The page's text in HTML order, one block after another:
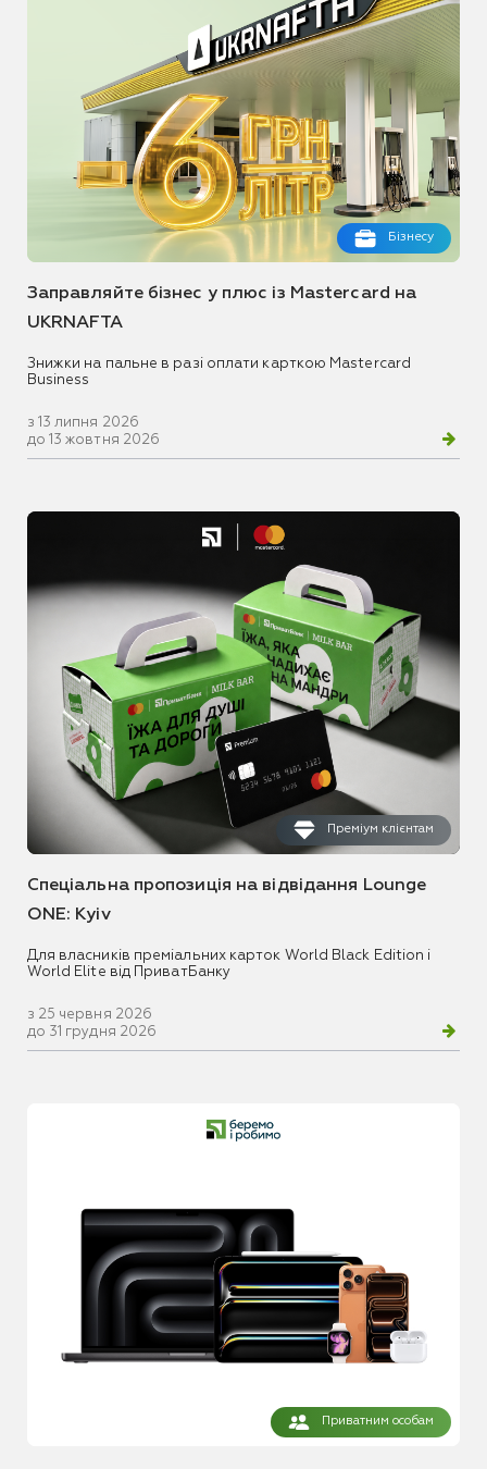
Бізнесу
Заправляйте бізнес у плюс із Mastercard на
UKRNAFTA
Знижки на пальне в разі оплати карткою Mastercard
Business
з 13 липня 2026
до 13 жовтня 2026
Преміум клієнтам
Спеціальна пропозиція на відвідання Lounge
ONE: Kyiv
Для власників преміальних карток World Black Edition і
World Elite від ПриватБанку
з 25 червня 2026
до 31 грудня 2026
Приватним особам